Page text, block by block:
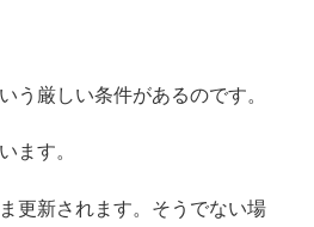
う厳しい条件があるのです。
ます。
更新されます。そうでない場